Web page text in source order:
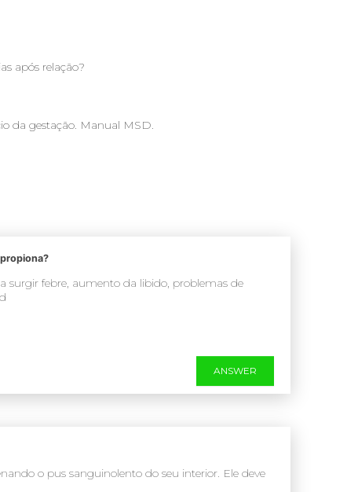
após relação?
da gestação. Manual MSD.
surgir febre, aumento da libido, problemas de
ANSWER
o pus sanguinolento do seu interior. Ele deve